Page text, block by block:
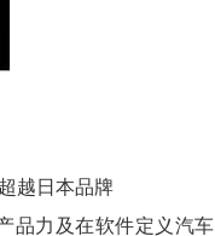
越日本品牌
品力及在软件定义汽车